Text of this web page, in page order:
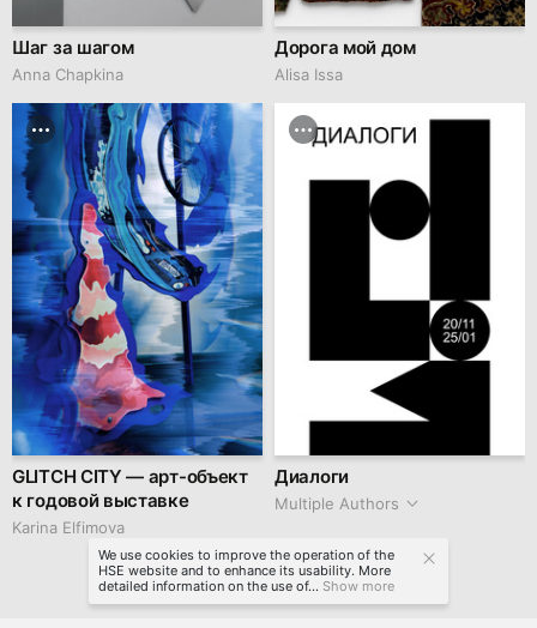
Шаг за шагом
Anna Chapkina
Дорога мой дом
Alisa Issa
GLITCH CITY — арт-объект
к годовой выставке
Karina Elfimova
Диалоги
Multiple Authors
We use cookies to improve the operation of the
HSE website and to enhance its usability. More
detailed information on the use of... Show more